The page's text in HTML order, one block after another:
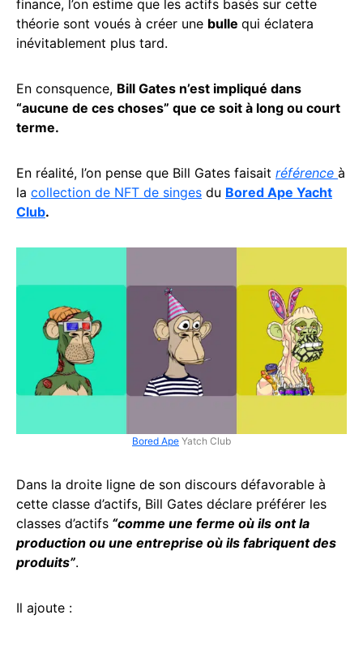
finance, l’on estime que les actifs basés sur cette
théorie sont voués à créer une bulle qui éclatera
inévitablement plus tard.
En consquence, Bill Gates n’est impliqué dans
“aucune de ces choses” que ce soit à long ou court
terme.
En réalité, l’on pense que Bill Gates faisait référence à
la collection de NFT de singes du Bored Ape Yacht
Club.
Bored Ape Yatch Club
Dans la droite ligne de son discours défavorable à
cette classe d’actifs, Bill Gates déclare préférer les
classes d’actifs “comme une ferme où ils ont la
production ou une entreprise où ils fabriquent des
produits”.
Il ajoute :